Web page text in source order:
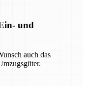
und
auch das